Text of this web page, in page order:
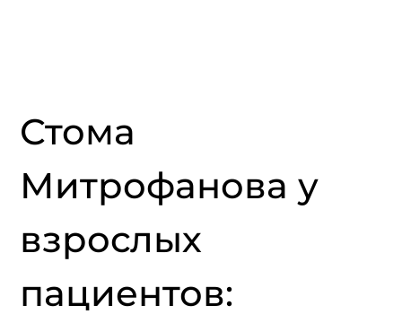
Стома
Митрофанова у
взрослых
пациентов: